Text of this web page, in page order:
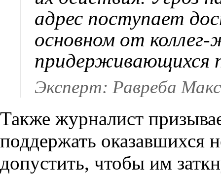
адрес поступает
основном от
придерживающихся
Эксперт: Равреба
Также журналист
поддержать оказавшихся
допустить, чтобы им